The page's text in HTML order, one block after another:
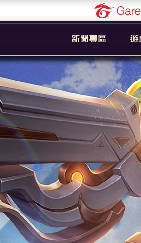
公告
活動
系統
賽事
教學
遊
英
挑